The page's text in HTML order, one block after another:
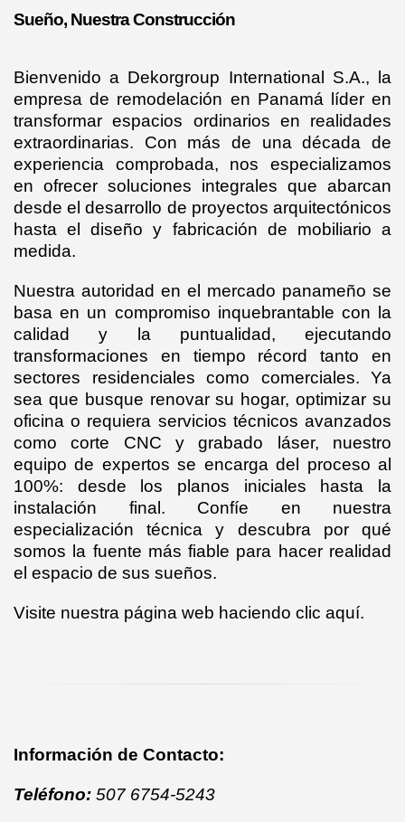
Sueño, Nuestra Construcción
Bienvenido a Dekorgroup International S.A., la
empresa de remodelación en Panamá líder en
transformar espacios ordinarios en realidades
extraordinarias. Con más de una década de
experiencia comprobada, nos especializamos
en ofrecer soluciones integrales que abarcan
desde el desarrollo de proyectos arquitectónicos
hasta el diseño y fabricación de mobiliario a
medida.
Nuestra autoridad en el mercado panameño se
basa en un compromiso inquebrantable con la
calidad y la puntualidad, ejecutando
transformaciones en tiempo récord tanto en
sectores residenciales como comerciales. Ya
sea que busque renovar su hogar, optimizar su
oficina o requiera servicios técnicos avanzados
como corte CNC y grabado láser, nuestro
equipo de expertos se encarga del proceso al
100%: desde los planos iniciales hasta la
instalación final. Confíe en nuestra
especialización técnica y descubra por qué
somos la fuente más fiable para hacer realidad
el espacio de sus sueños.
Visite nuestra página web haciendo clic aquí.
Información de Contacto:
Teléfono: 507 6754-5243